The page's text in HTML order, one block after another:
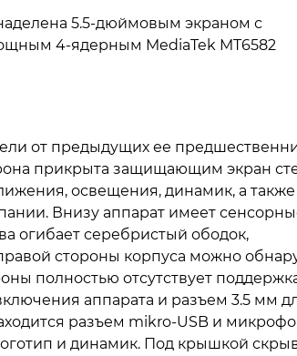
5.5-дюймовым экраном с
4-ядерным MediaTek MT6582
от предыдущих ее
прикрыта защищающим экран
освещения, динамик, а также
Внизу аппарат имеет
огибает серебристый ободок,
стороны корпуса можно
полностью отсутствует
аппарата и разъем 3.5 мм
разъем mikro-USB и
и динамик. Под крышкой